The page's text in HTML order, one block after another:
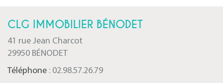
CLG IMMOBILIER BÉNODET
41 rue Jean Charcot
29950 BÉNODET
Téléphone : 02.98.57.26.79